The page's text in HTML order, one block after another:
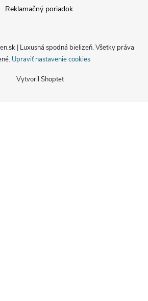
Reklamačný poriadok
Vytvoril Shoptet
| Luxusná spodná bielizeň. Všetky práva
Upraviť nastavenie cookies